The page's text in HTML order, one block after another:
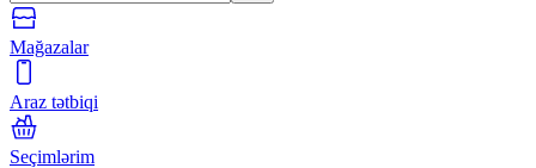
Mağazalar
Araz tətbiqi
Seçimlərim